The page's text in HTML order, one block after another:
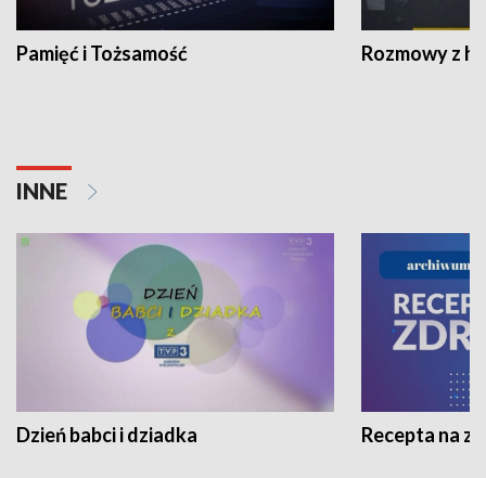
Pamięć i Tożsamość Rozmowy z
INNE
Dzień babci i dziadka Recepta na